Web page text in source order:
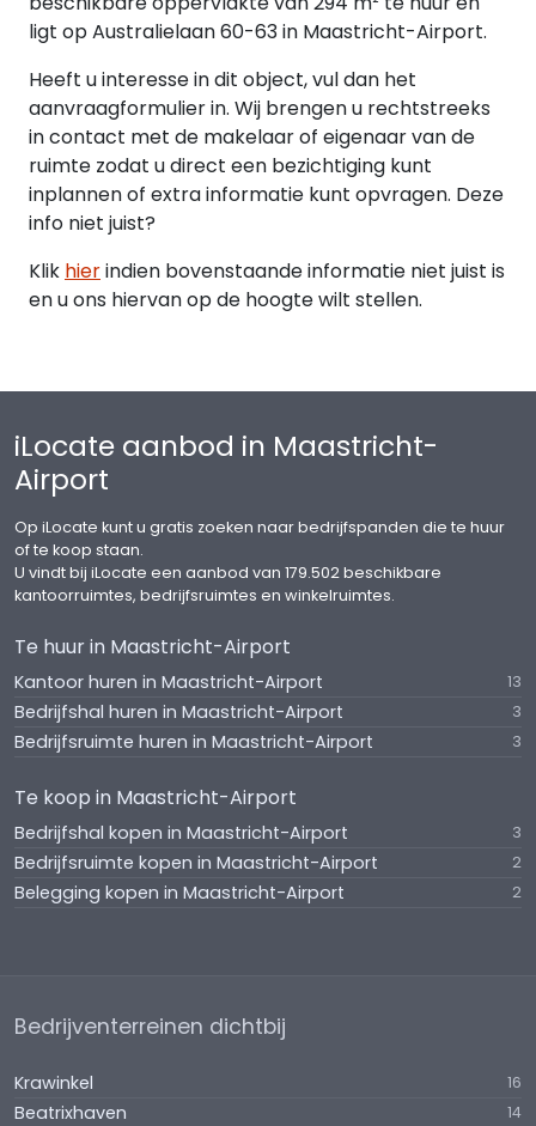
maanden bruto betalingsverplichting.
Het kantoorgebouw is voorzien van een
energielabel C.
Collegiaal makelaar
Dit object wordt op collegiale basis aangeboden
samen met Boek & Offermans Makelaars.
Ligging
directe aansluiting op de snelweg A2/E25.
Het hoogwaardige bedrijventerrein is voorzien van
het Keurmerk Veilig Ondernemen (en voorzien van
camerabeveiliging), de goede bereikbaarheid en
de prachtige zichtlocatie langs de A2 maken dit
tot een gewilde vestigingsplek voor bedrijven. De
afgelopen jaren hebben zich vele
toonaangevende en internationaal
gerenommeerde bedrijven hier gevestigd,
variërend van Open Line tot Boels-Zanders en van
Eurocontrol tot Royal Haskoning en Deloitte.
Het object kent de bestemming 'Bedrijventerrein -
Luchthavengebonden (art. 3)' binnen het
vigerende bestemmingsplan Bedrijvenpark
Technoport Europe. Voor meer informatie
Parkeren
Aan de voor en achterzijde is parkeergelegenheid
voor circa 30/40 auto's, inclusief twee elektrische
laadpalen met mogelijkheid tot uitbreiding.
ligt op Australielaan 60-63 in Maastricht-Airport.
Heeft u interesse in dit object, vul dan het
aanvraagformulier in. Wij brengen u rechtstreeks
in contact met de makelaar of eigenaar van de
ruimte zodat u direct een bezichtiging kunt
inplannen of extra informatie kunt opvragen. Deze
info niet juist?
Klik hierindien bovenstaande informatie niet juist is
en u ons hiervan op de hoogte wilt stellen.
iLocate aanbod in Maastricht-
Airport
Op iLocate kunt u gratis zoeken naar bedrijfspanden die te huur
of te koop staan.
U vindt bij iLocate een aanbod van 179.502 beschikbare
kantoorruimtes, bedrijfsruimtes en winkelruimtes.
Te huur in Maastricht-Airport
Kantoor huren in Maastricht-Airport 13
Bedrijfshal huren in Maastricht-Airport 3
Bedrijfsruimte huren in Maastricht-Airport 3
Te koop in Maastricht-Airport
Bedrijfshal kopen in Maastricht-Airport 3
Bedrijfsruimte kopen in Maastricht-Airport 2
Belegging kopen in Maastricht-Airport 2
Bedrijventerreinen dichtbij
Krawinkel 16
Beatrixhaven 14